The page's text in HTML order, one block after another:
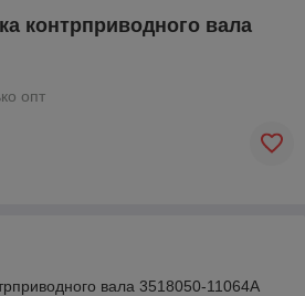
контрприводного вала
опт
вала 3518050-11064А